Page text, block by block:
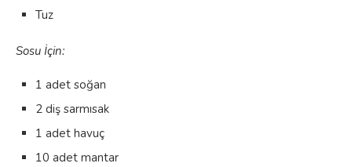
Tuz
Sosu İçin:
1 adet soğan
2 diş sarmısak
1 adet havuç
10 adet mantar